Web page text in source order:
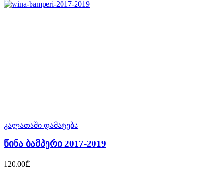
კალათაში დამატება
წინა ბამპერი 2017-2019
120.00₾